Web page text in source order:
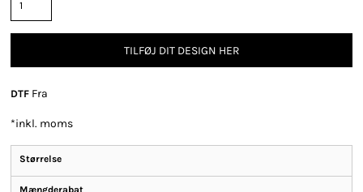
TILFØJ DIT DESIGN HER
DTF Fra
*inkl. moms
Størrelse
Mængderabat